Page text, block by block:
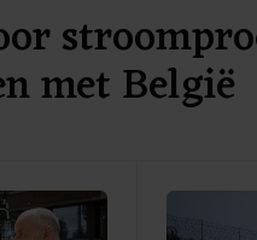
met België